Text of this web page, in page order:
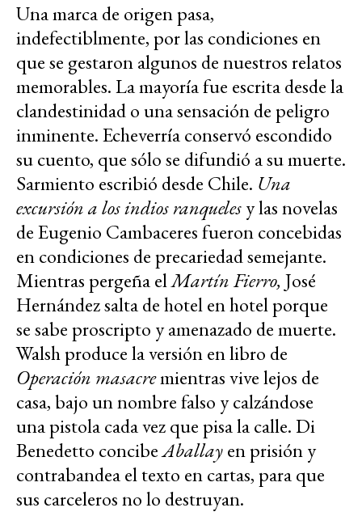
Una marca de origen pasa,
indefectiblmente, por las condiciones en
que se gestaron algunos de nuestros relatos
memorables. La mayoría fue escrita desde la
clandestinidad o una sensación de peligro
inminente. Echeverría conservó escondido
su cuento, que sólo se difundió a su muerte.
Sarmiento escribió desde Chile. Una
excursión a los indios ranquelesy las novelas
de Eugenio Cambaceres fueron concebidas
en condiciones de precariedad semejante.
Mientras pergeña elMartín Fierro, José
Hernández salta de hotel en hotel porque
se sabe proscripto y amenazado de muerte.
Walsh produce la versión en libro de
Operación masacremientras vive lejos de
casa, bajo un nombre falso y calzándose
una pistola cada vez que pisa la calle. Di
Benedetto concibeAballayen prisión y
contrabandea el texto en cartas, para que
sus carceleros no lo destruyan.